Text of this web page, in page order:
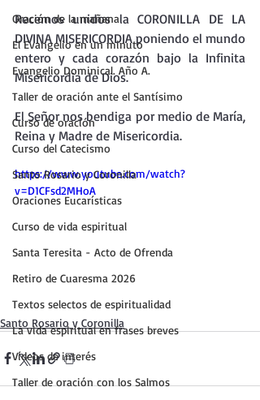
Oración de la mañana
El Evangelio en un minuto
Evangelio Dominical. Año A.
Taller de oración ante el Santísimo
Curso de oración
Curso del Catecismo
Santo Rosario y Coronilla
Oraciones Eucarísticas
Curso de vida espiritual
Santa Teresita - Acto de Ofrenda
Retiro de Cuaresma 2026
Textos selectos de espiritualidad
La vida espiritual en frases breves
Vídeos de interés
Taller de oración con los Salmos
Recemos unidos la CORONILLA DE LA
DIVINA MISERICORDIA poniendo el mundo
entero y cada corazón bajo la Infinita
Misericordia de Dios.
El Señor nos bendiga por medio de María,
Reina y Madre de Misericordia.
https://www.youtube.com/watch?
v=D1CFsd2MHoA
Santo Rosario y Coronilla